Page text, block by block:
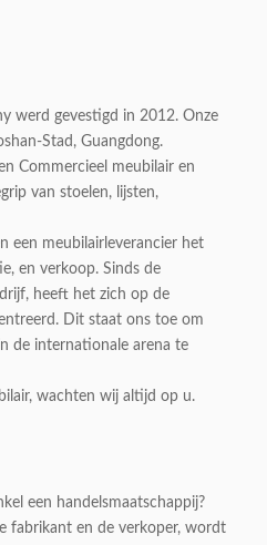
0,52 CBM/1carton
werd gevestigd in 2012. Onze
Stad, Guangdong.
Commercieel meubilair en
van stoelen, lijsten,
een meubilairleverancier het
en verkoop. Sinds de
heeft het zich op de
Dit staat ons toe om
de internationale arena te
wachten wij altijd op u.
een handelsmaatschappij?
fabrikant en de verkoper, wordt